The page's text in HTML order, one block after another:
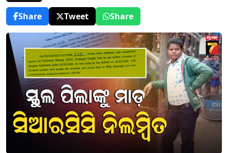
Share
Tweet Share